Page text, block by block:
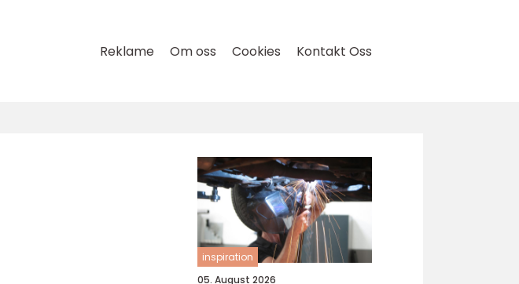
Reklame Om oss Cookies Kontakt Oss
inspiration
05. August 2026